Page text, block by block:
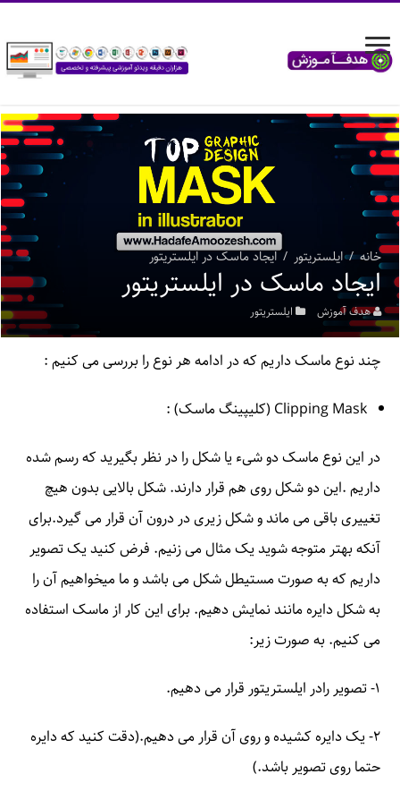
خانه / ایلستریتور / ایجاد ماسک در ایلستریتور
ایجاد ماسک در ایلستریتور
هدف آموزش ایلستریتور
چند نوع ماسک داریم که در ادامه هر نوع را بررسی می کنیم :
Clipping Mask (کلیپینگ ماسک) :
در این نوع ماسک دو شیء یا شکل را در نظر بگیرید که رسم شده
داریم .این دو شکل روی هم قرار دارند. شکل بالایی بدون هیچ
تغییری باقی می ماند و شکل زیری در درون آن قرار می گیرد.برای
آنکه بهتر متوجه شوید یک مثال می زنیم. فرض کنید یک تصویر
داریم که به صورت مستیطل شکل می باشد و ما میخواهیم آن را
به شکل دایره مانند نمایش دهیم. برای این کار از ماسک استفاده
می کنیم. به صورت زیر:
۱- تصویر رادر ایلستریتور قرار می دهیم.
۲- یک دایره کشیده و روی آن قرار می دهیم.(دقت کنید که دایره
حتما روی تصویر باشد.)